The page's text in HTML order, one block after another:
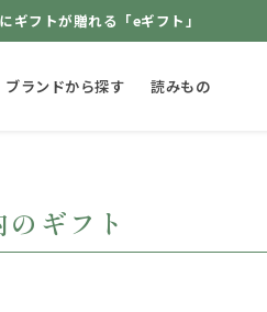
ギフトが贈れる「eギフト」
ブランドから探す 読みもの
ギフト